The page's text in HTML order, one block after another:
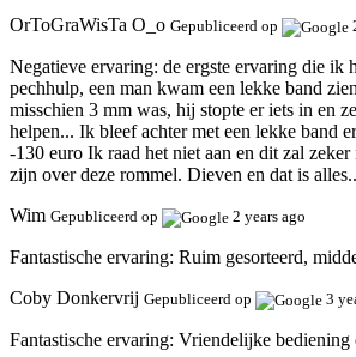
OrToGraWisTa O_o Gepubliceerd op
Negatieve ervaring: de ergste ervaring die ik
pechhulp, een man kwam een ​​lekke band
misschien 3 mm was, hij stopte er iets in en
helpen... Ik bleef achter met een lekke band
-130 euro Ik raad het niet aan en dit zal zeker
zijn over deze rommel. Dieven en dat is
Wim Gepubliceerd op 2 years ago
Fantastische ervaring: Ruim gesorteerd,
Coby Donkervrij Gepubliceerd op 3
Fantastische ervaring: Vriendelijke bediening